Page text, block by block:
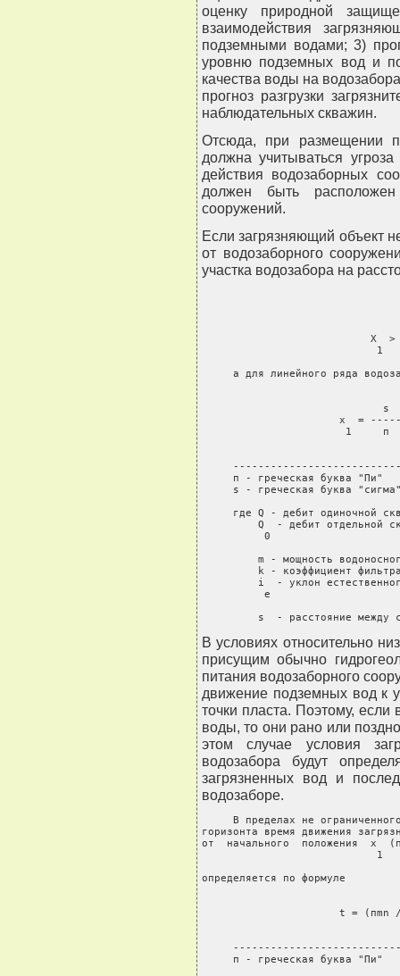
оценку природной
взаимодействия
подземными водами; 3)
уровню подземных вод и
качества воды на
прогноз разгрузки
наблюдательных скважин.
Отсюда, при размещении
должна учитываться
действия водозаборных
должен быть
сооружений.
Если загрязняющий объект
от водозаборного
участка водозабора на
X
1
а для линейного ряда
s
x  =
1     п
     п - греческая буква "Пи"
s - греческая буква
где Q - дебит одиночной
Q  - дебит отдельной
          0
m - мощность
k - коэффициент
i  - уклон
          e
s  - расстояние между
В условиях относительно
присущим обычно
питания водозаборного
движение подземных вод к
точки пласта. Поэтому, если
воды, то они рано или
этом случае условия
водозабора будут
загрязненных вод и
водозаборе.
В пределах не
горизонта время движения
от  начального  положения  x
1
определяется по формуле
t = (пmn
     п - греческая буква "Пи"